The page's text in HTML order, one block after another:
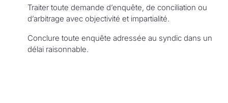
Traiter toute demande d’enquête, de conciliation ou
d’arbitrage avec objectivité et impartialité.
Conclure toute enquête adressée au syndic dans un
délai raisonnable.